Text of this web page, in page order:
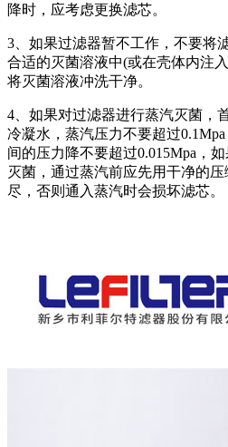
降时，应考虑更换滤芯。
3、如果过滤器暂不工作，不要将
合适的灭菌溶液中(或在壳体内注
将灭菌溶液冲洗干净。
4、如果对过滤器进行蒸汽灭菌，
冷凝水，蒸汽压力不要超过
间的压力降不要超过0.015Mpa，
灭菌，通过蒸汽前应先用干净的
尽，否则通入蒸汽时会损坏滤芯。